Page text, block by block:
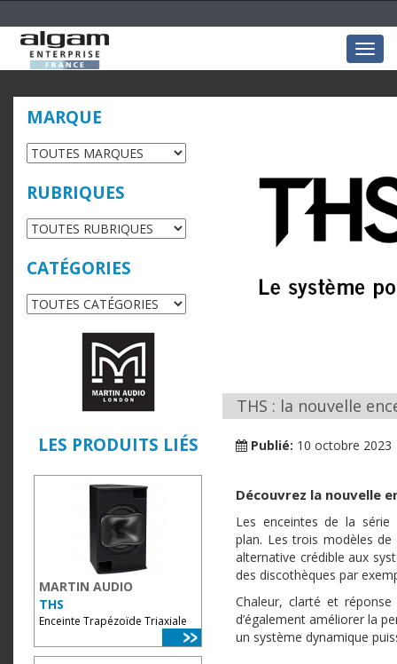
MARQUE
RUBRIQUES
CATÉGORIES
LES PRODUITS LIÉS
MARTIN AUDIO
THS
Enceinte Trapézoïde Triaxiale
THS : la nouvelle
Publié: 10 octobre 2023
Découvrez la nouvelle
Les enceintes de la
plan. Les trois modèles de
alternative crédible aux
des discothèques par
Chaleur, clarté et
d’également améliorer la
un système dynamique